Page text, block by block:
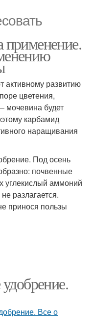
применение.
активному развитию
цветения,
мочевина будет
карбамид
наращивания
Под осень
почвенные
углекислый аммоний
разлагается.
принося пользы